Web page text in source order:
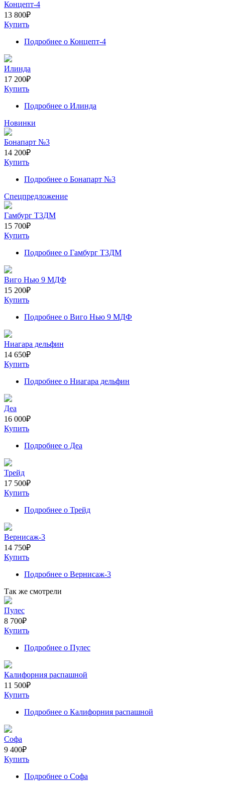
Концепт-4
13 800₽
Купить
Подробнее о Концепт-4
Илинда
17 200₽
Купить
Подробнее о Илинда
Новинки
Бонапарт №3
14 200₽
Купить
Подробнее о Бонапарт №3
Спецпредложение
Гамбург Т3ДМ
15 700₽
Купить
Подробнее о Гамбург Т3ДМ
Виго Нью 9 МДФ
15 200₽
Купить
Подробнее о Виго Нью 9 МДФ
Ниагара дельфин
14 650₽
Купить
Подробнее о Ниагара дельфин
Деа
16 000₽
Купить
Подробнее о Деа
Трейд
17 500₽
Купить
Подробнее о Трейд
Вернисаж-3
14 750₽
Купить
Подробнее о Вернисаж-3
Так же смотрели
Пулес
8 700₽
Купить
Подробнее о Пулес
Калифорния распашной
11 500₽
Купить
Подробнее о Калифорния распашной
Софа
9 400₽
Купить
Подробнее о Софа